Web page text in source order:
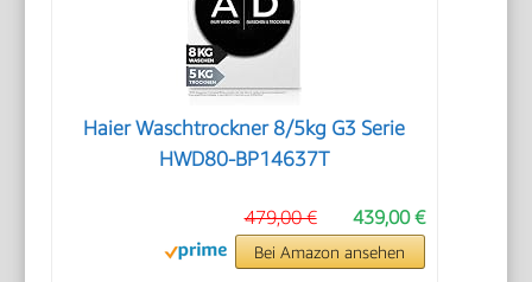
Haier Waschtrockner 8/5kg G3 Serie
HWD80-BP14637T
439,00 €
479,00 €
Bei Amazon ansehen